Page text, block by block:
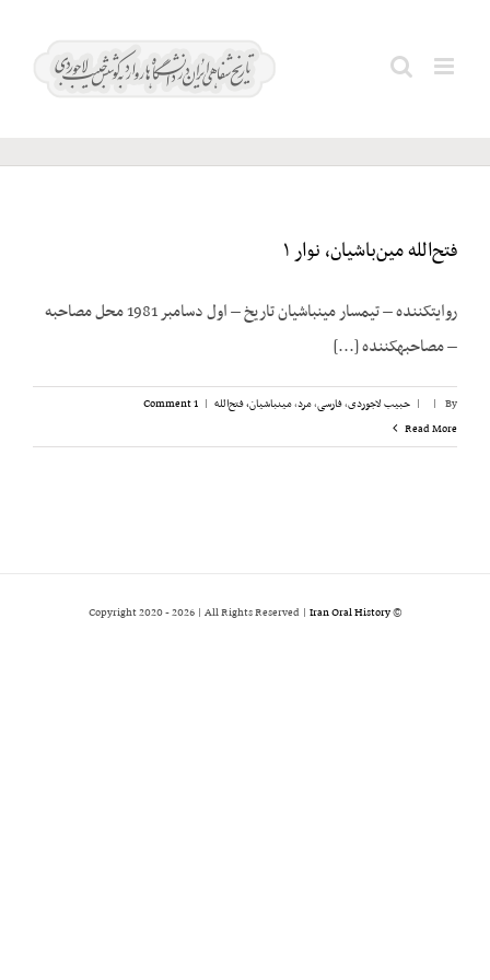
دادگر؛
فتح‌الله مین‌باشیان، نوار ۱
روایت­کننده – تیمسار مین­باشیان تاریخ – اول دسامبر 1981 محل مصاحبه
– مصاحبه­کننده [...]
By
|
| حبیب لاجوردی,فارسی,مرد,مینباشیان، فتح‌الله |
1 Comment
Read More
© Copyright 2020 -
2026 | All Rights Reserved | Iran Oral History